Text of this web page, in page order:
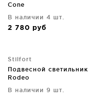
Cone
В наличии 4 шт.
2 780 руб
Stilfort
Подвесной светильник
Rodeo
В наличии 9 шт.